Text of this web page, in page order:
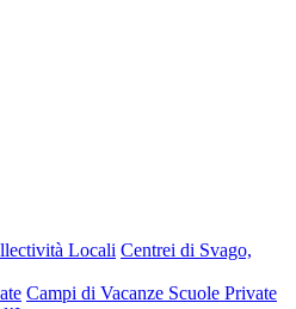
Locali Centrei di Svago,
Campi di Vacanze Scuole Private